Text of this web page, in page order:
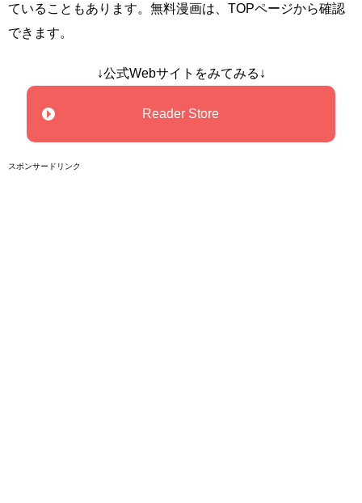
ていることもあります。無料漫画は、TOPページから確認
できます。
↓公式Webサイトをみてみる↓
Reader Store
スポンサードリンク